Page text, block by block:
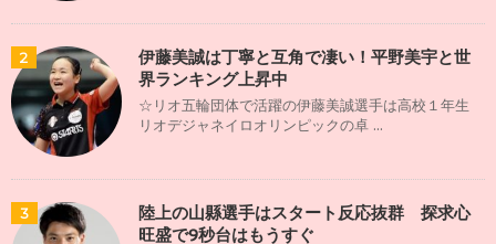
2
伊藤美誠は丁寧と互角で凄い！平野美宇と世
界ランキング上昇中
☆リオ五輪団体で活躍の伊藤美誠選手は高校１年生
リオデジャネイロオリンピックの卓 ...
3
陸上の山縣選手はスタート反応抜群 探求心
旺盛で9秒台はもうすぐ